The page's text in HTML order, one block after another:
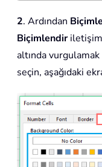
2. Ardından
Biçimlendiriletişim
altında
seçin, aşağıdaki